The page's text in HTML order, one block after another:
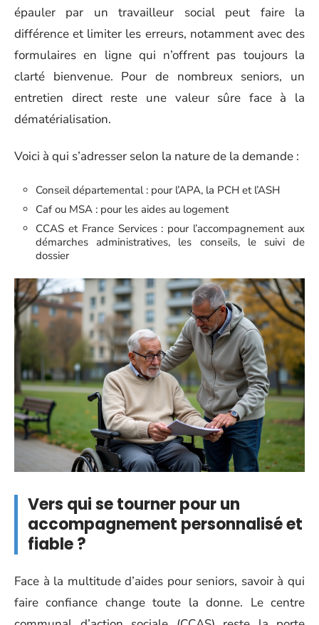
épauler par un travailleur social peut faire la
différence et limiter les erreurs, notamment avec des
formulaires en ligne qui n’offrent pas toujours la
clarté bienvenue. Pour de nombreux seniors, un
entretien direct reste une valeur sûre face à la
dématérialisation.
Voici à qui s’adresser selon la nature de la demande :
Conseil départemental : pour l’APA, la PCH et l’ASH
Caf ou MSA : pour les aides au logement
CCAS et France Services : pour l’accompagnement aux
démarches administratives, les conseils, le suivi de
dossier
Vers qui se tourner pour un
accompagnement personnalisé et
fiable ?
Face à la multitude d’aides pour seniors, savoir à qui
faire confiance change toute la donne. Le centre